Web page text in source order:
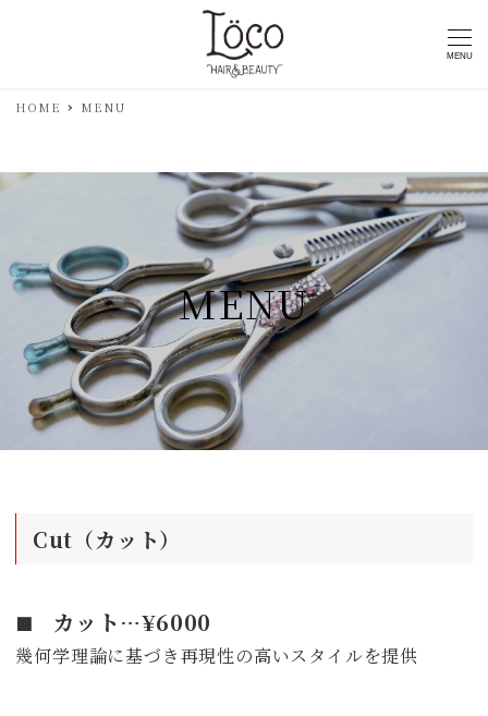
MENU
HOME MENU
MENU
Cut（カット）
■ カット…¥6000
幾何学理論に基づき再現性の高いスタイルを提供